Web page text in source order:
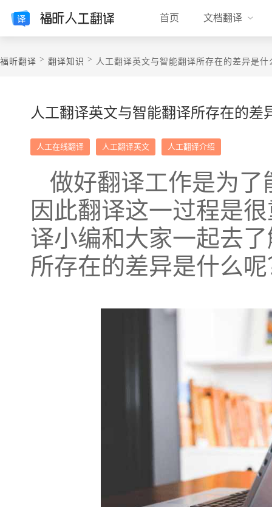
首页 文档翻译
福昕翻译 > 翻译知识 > 人工翻译英文与智能翻译所存在的差异是什
人工翻译英文与智能翻译所存在的差
人工在线翻译 人工翻译英文 人工翻译介绍
做好翻译工作是为
因此翻译这一过程是
译小编和大家一起去
所存在的差异是什么